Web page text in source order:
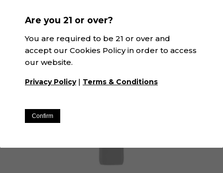
D.O. Valencia · Orange
Are you 21 or over?
You are required to be 21 or over and
accept our Cookies Policy in order to access
our website.
Privacy Policy| Terms & Conditions
Confirm